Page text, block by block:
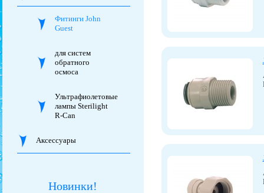
Фитинги John
Guest
для систем
обратного
осмоса
Ультрафиолетовые
лампы Sterilight
R-Can
Аксессуары
Новинки!